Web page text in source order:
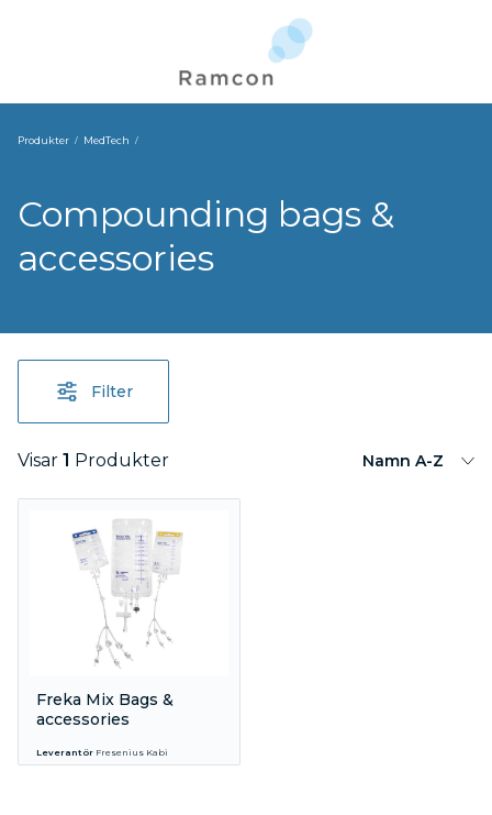
Produkter MedTech
Compounding bags &
accessories
Filter
Visar 1 Produkter Namn A-Z
Freka Mix Bags &
accessories
Leverantör Fresenius Kabi